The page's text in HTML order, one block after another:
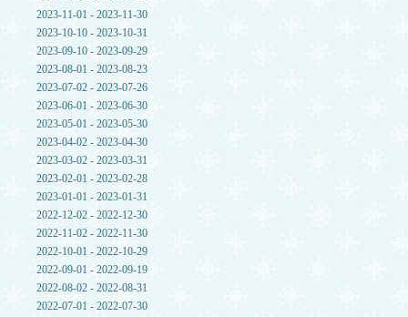
2023-11-01 - 2023-11-30
2023-10-10 - 2023-10-31
2023-09-10 - 2023-09-29
2023-08-01 - 2023-08-23
2023-07-02 - 2023-07-26
2023-06-01 - 2023-06-30
2023-05-01 - 2023-05-30
2023-04-02 - 2023-04-30
2023-03-02 - 2023-03-31
2023-02-01 - 2023-02-28
2023-01-01 - 2023-01-31
2022-12-02 - 2022-12-30
2022-11-02 - 2022-11-30
2022-10-01 - 2022-10-29
2022-09-01 - 2022-09-19
2022-08-02 - 2022-08-31
2022-07-01 - 2022-07-30